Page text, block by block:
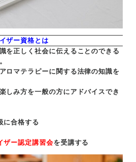
ザー資格とは
を正しく社会に伝えることのできる
ロマテラピーに関する法律の知識を
しみ方を一般の方にアドバイスでき
に合格する
ザー認定講習会を受講する